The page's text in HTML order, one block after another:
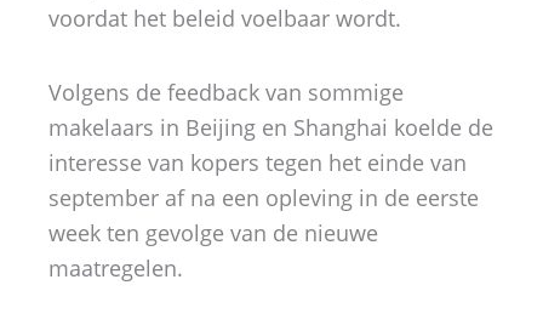
voordat het beleid voelbaar wordt.
Volgens de feedback van sommige
makelaars in Beijing en Shanghai koelde de
interesse van kopers tegen het einde van
september af na een opleving in de eerste
week ten gevolge van de nieuwe
maatregelen.